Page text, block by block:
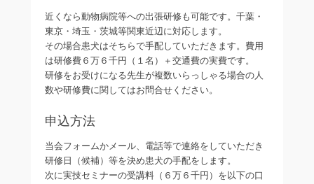
近くなら動物病院等への出張研修も可能です。千葉・
東京・埼玉・茨城等関東近辺に対応します。
その場合患犬はそちらで手配していただきます。費用
は研修費６万６千円（１名）＋交通費の実費です。
研修をお受けになる先生が複数いらっしゃる場合の人
数や研修費に関してはお問合せください。
申込方法
当会フォームかメール、電話等で連絡をしていただき
研修日（候補）等を決め患犬の手配をします。
次に実技セミナーの受講料（６万６千円）を以下の口